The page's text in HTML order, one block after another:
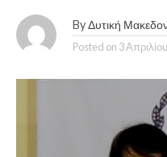
By Δυτική
Posted on 3